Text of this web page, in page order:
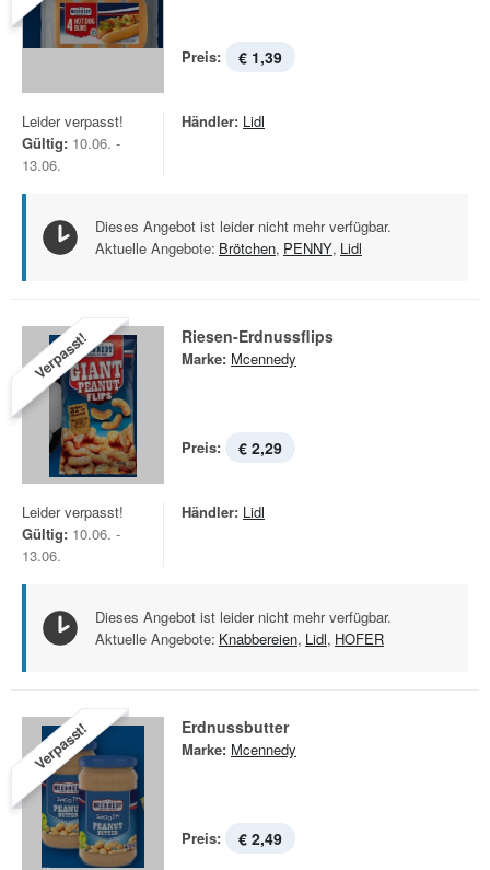
Preis: € 1,39
Leider verpasst!
Gültig: 10.06. -
13.06.
Händler: Lidl
Dieses Angebot ist leider nicht mehr verfügbar.
Aktuelle Angebote: Brötchen, PENNY, Lidl
Verpasst! Riesen-Erdnussflips
Marke: Mcennedy
Preis: € 2,29
Leider verpasst!
Gültig: 10.06. -
13.06.
Händler: Lidl
Dieses Angebot ist leider nicht mehr verfügbar.
Aktuelle Angebote: Knabbereien, Lidl, HOFER
Verpasst! Erdnussbutter
Marke: Mcennedy
Preis: € 2,49